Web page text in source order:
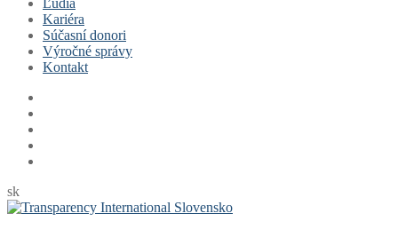
Ľudia
Kariéra
Súčasní donori
Výročné správy
Kontakt
sk